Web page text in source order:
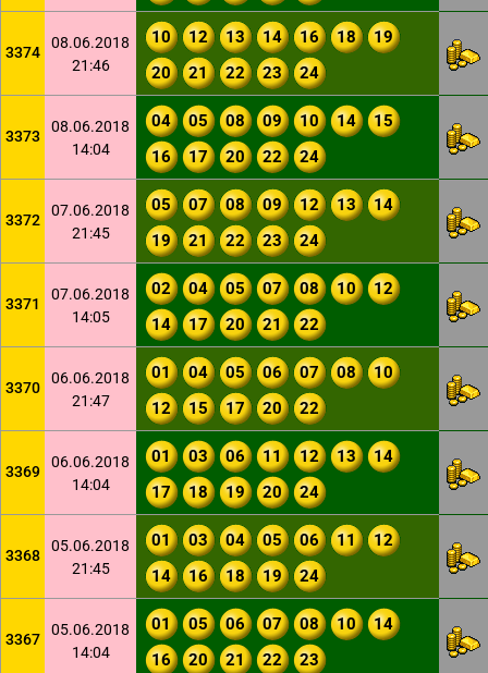
3374
08.06.2018
21:46
10 12 13 14 16 18
19
20
21 22 23 24
3373
08.06.2018
14:04
04 05 08 09 10 14
15
16
17 20 22 24
3372
07.06.2018
21:45
05 07 08 09 12 13
14
19
21 22 23 24
3371
07.06.2018
14:05
02 04 05 07 08 10
12
14
17 20 21 22
3370
06.06.2018
21:47
01 04 05 06 07 08
10
12
15 17 20 22
3369
06.06.2018
14:04
01 03 06 11 12 13
14
17
18 19 20 24
3368
05.06.2018
21:45
01 03 04 05 06 11
12
14
16 18 19 24
3367
05.06.2018
14:04
01 05 06 07 08 10
14
16
20 21 22 23